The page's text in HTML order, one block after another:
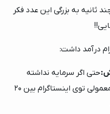
ثانیه به بزرگی این عدد فکر
حتی اگر سرمایه نداشته
باشی هم شدنیه. یک فروشگاه معمولی توی اینستاگرام بین 20